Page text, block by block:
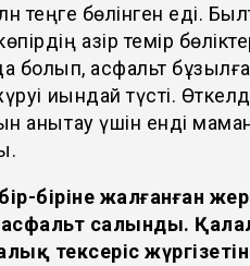
теңге бөлінген еді.
қазір темір
болып, асфальт
қиындай түсті.
анықтау үшін енді
біріне жалғанған
салынды.
тексеріс жүргізетін